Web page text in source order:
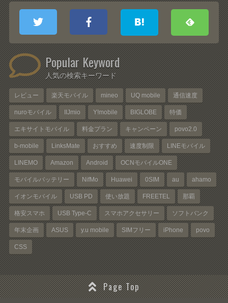
Popular Keyword
人気の検索キーワード
レビュー 楽天モバイル mineo UQ mobile 通信速度
nuroモバイル IIJmio Y!mobile BIGLOBE 特価
エキサイトモバイル 料金プラン キャンペーン povo2.0
b-mobile LinksMate おすすめ 速度制限 LINEモバイル
LINEMO Amazon Android OCNモバイルONE
モバイルバッテリー NifMo Huawei 0SIM au ahamo
イオンモバイル USB PD 使い放題 FREETEL 那覇
格安スマホ USB Type-C スマホアクセサリー ソフトバンク
年末企画 ASUS y.u mobile SIMフリー iPhone povo
CSS
Page Top